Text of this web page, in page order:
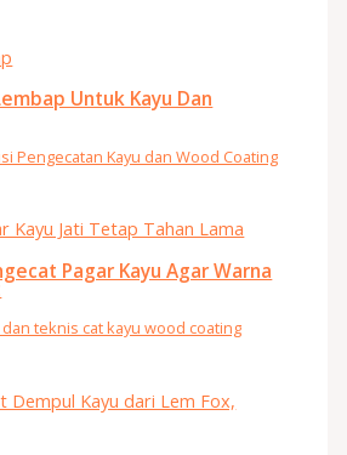
Untuk Kayu Dan
Pengecatan Kayu dan Wood Coating
Pagar Kayu Agar Warna
teknis cat kayu wood coating